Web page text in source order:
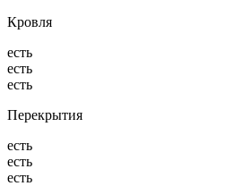
Кровля
есть
есть
есть
Перекрытия
есть
есть
есть